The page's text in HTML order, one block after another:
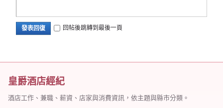
發表回復 回帖後跳轉到最後一頁
皇爵酒店經紀
酒店工作、兼職、薪資、店家與消費資訊，依主題與縣市分類。